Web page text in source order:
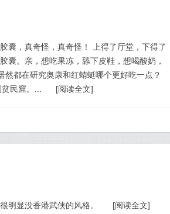
囊，真奇怪，真奇怪！ 上得了厅堂，下得了
囊。亲，想吃果冻，舔下皮鞋，想喝酸奶，
都在研究奥康和红蜻蜓哪个更好吃一点？
民窟。...
[阅读全文]
明显没香港武侠的风格。 [阅读全文]